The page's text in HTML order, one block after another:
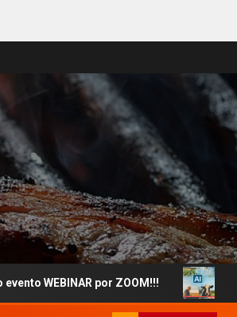
por ZOOM!!! Esta es